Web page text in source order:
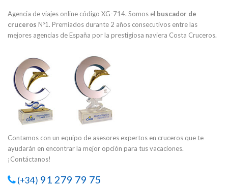
Agencia de viajes online código XG-714. Somos el buscador de
cruceros Nº1. Premiados durante 2 años consecutivos entre las
mejores agencias de España por la prestigiosa naviera Costa Cruceros.
Contamos con un equipo de asesores expertos en cruceros que te
ayudarán en encontrar la mejor opción para tus vacaciones.
¡Contáctanos!
(+34) 91 279 79 75